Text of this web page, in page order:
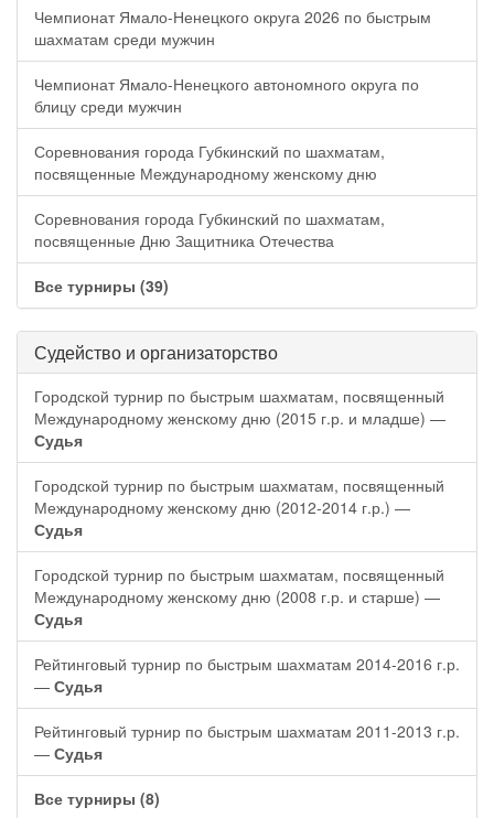
Чемпионат Ямало-Ненецкого округа 2026 по быстрым
шахматам среди мужчин
Чемпионат Ямало-Ненецкого автономного округа по
блицу среди мужчин
Соревнования города Губкинский по шахматам,
посвященные Международному женскому дню
Соревнования города Губкинский по шахматам,
посвященные Дню Защитника Отечества
Все турниры (39)
Судейство и организаторство
Городской турнир по быстрым шахматам, посвященный
Международному женскому дню (2015 г.р. и младше) —
Судья
Городской турнир по быстрым шахматам, посвященный
Международному женскому дню (2012-2014 г.р.) —
Судья
Городской турнир по быстрым шахматам, посвященный
Международному женскому дню (2008 г.р. и старше) —
Судья
Рейтинговый турнир по быстрым шахматам 2014-2016 г.р.
— Судья
Рейтинговый турнир по быстрым шахматам 2011-2013 г.р.
— Судья
Все турниры (8)